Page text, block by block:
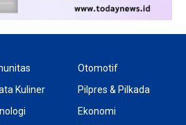
Kuliner
Otomotif
Pilpres & Pilkada
Ekonomi